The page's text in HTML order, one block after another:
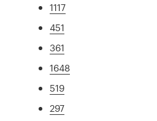
1117
451
361
1648
519
297